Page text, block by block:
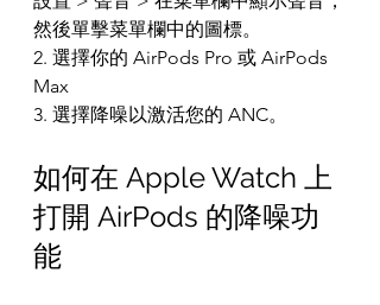
然後單擊菜單欄中的圖標。
2. 選擇你的 AirPods Pro 或 AirPods
Max
3. 選擇降噪以激活您的 ANC。
如何在 Apple Watch 上
打開 AirPods 的降噪功
能